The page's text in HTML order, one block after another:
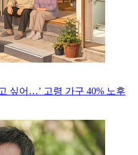
싶어…’ 고령 가구 40% 노후